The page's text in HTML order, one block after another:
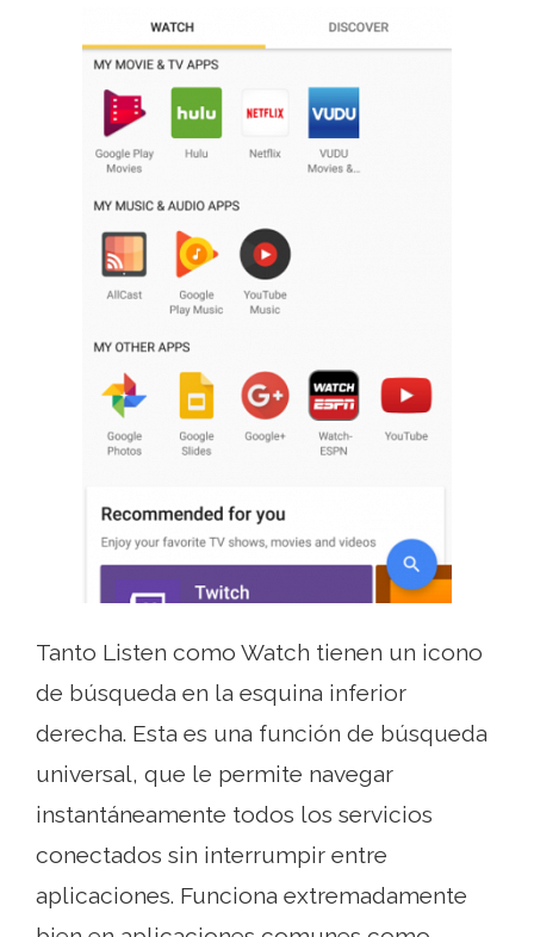
Tanto Listen como Watch tienen un icono
de búsqueda en la esquina inferior
derecha. Esta es una función de búsqueda
universal, que le permite navegar
instantáneamente todos los servicios
conectados sin interrumpir entre
aplicaciones. Funciona extremadamente